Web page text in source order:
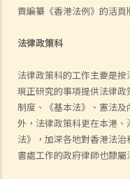
責編纂《香港法例》的活頁
法律政策科
法律政策科的工作主要是
現正研究的事項提供法律
制度、《基本法》、憲法
外，法律政策科更在本港
法》，加深各地對香港法
書處工作的政府律師也隸屬